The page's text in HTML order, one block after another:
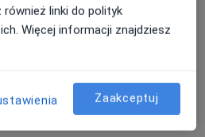
opinie
linki do polityk
Więcej informacji znajdziesz
Zaakceptuj